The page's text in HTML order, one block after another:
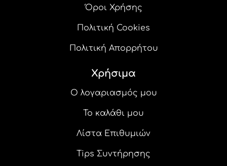
Όροι Χρήσης
Πολιτική Cookies
Πολιτική Απορρήτου
Χρήσιμα
Ο λογαριασμός μου
Το καλάθι μου
Λίστα Επιθυμιών
Tips Συντήρησης